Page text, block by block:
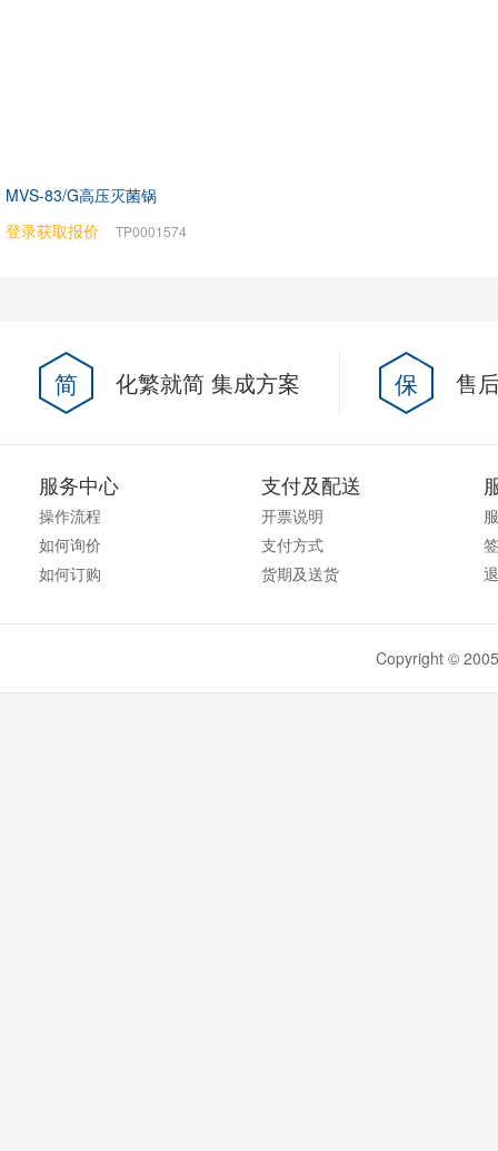
MVS-83/G高压灭菌锅
登录获取报价
TP0001574
简 化繁就简 集成方案 保 售
服务中心
操作流程
如何询价
如何订购
支付及配送
开票说明
支付方式
货期及送货
Copyright ©